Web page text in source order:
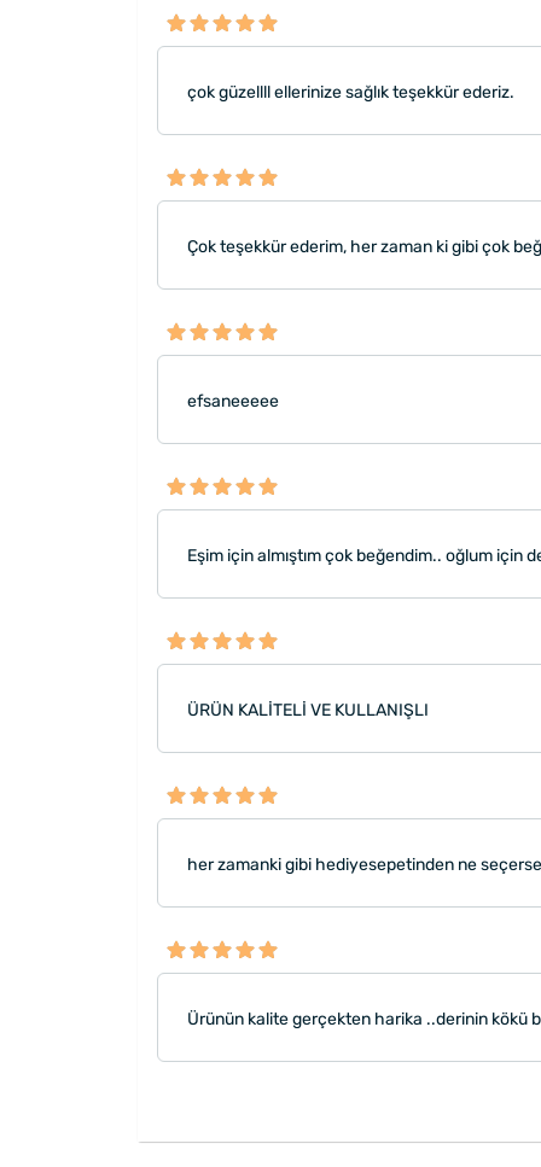
çok güzellll ellerinize sağlık teşekkür ederiz.
Çok teşekkür ederim, her zaman ki gibi çok
efsaneeeee
Eşim için almıştım çok beğendim.. oğlum için
ÜRÜN KALİTELİ VE KULLANIŞLI
her zamanki gibi hediyesepetinden ne
Ürünün kalite gerçekten harika ..derinin kökü